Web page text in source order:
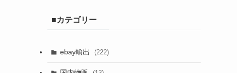
■カテゴリー
ebay輸出 (222)